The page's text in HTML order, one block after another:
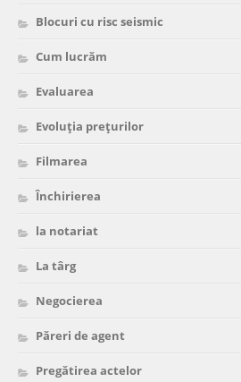
Blocuri cu risc seismic
Cum lucrăm
Evaluarea
Evoluția prețurilor
Filmarea
Închirierea
la notariat
La târg
Negocierea
Păreri de agent
Pregătirea actelor